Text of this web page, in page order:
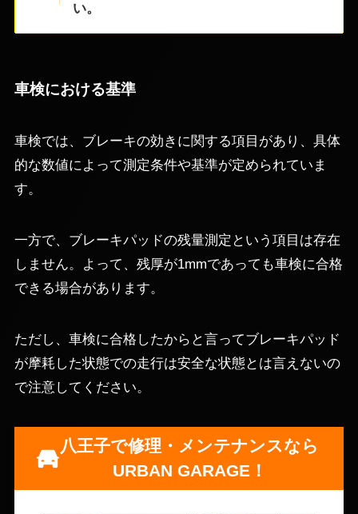
い。
車検における基準
車検では、ブレーキの効きに関する項目があり、具体
的な数値によって測定条件や基準が定められていま
す。
一方で、ブレーキパッドの残量測定という項目は存在
しません。よって、残厚が1mmであっても車検に合格
できる場合があります。
ただし、車検に合格したからと言ってブレーキパッド
が摩耗した状態での走行は安全な状態とは言えないの
で注意してください。
八王子で修理・メンテナンスなら
URBAN GARAGE！